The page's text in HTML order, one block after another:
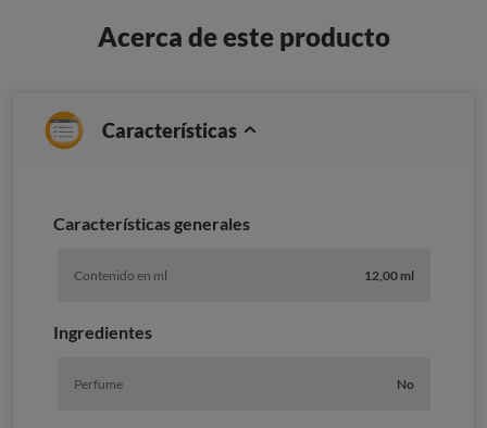
Acerca de este producto
Características
Caracterí­sticas generales
Contenido en ml 12,00 ml
Ingredientes
Perfume No